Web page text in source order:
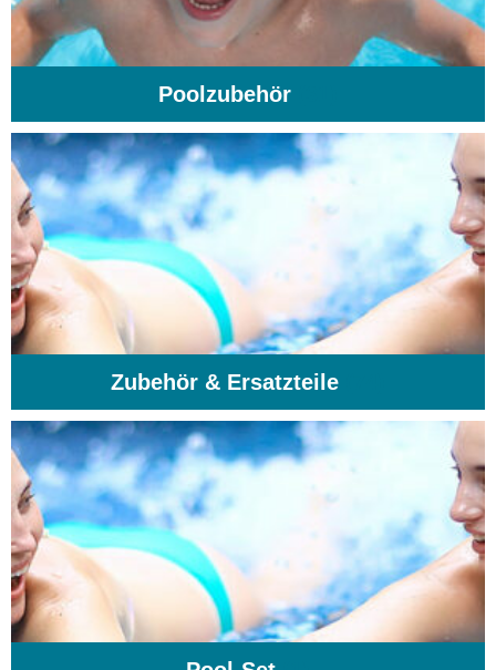
Poolzubehör
Zubehör & Ersatzteile